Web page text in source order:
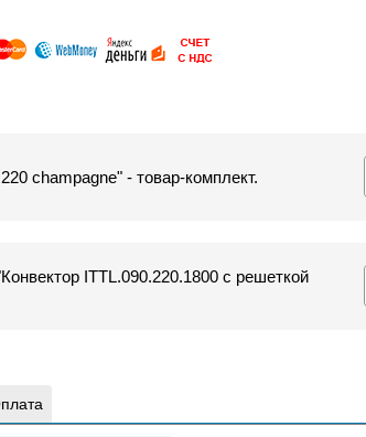
champagne" - товар-комплект.
ITTL.090.220.1800 с решеткой